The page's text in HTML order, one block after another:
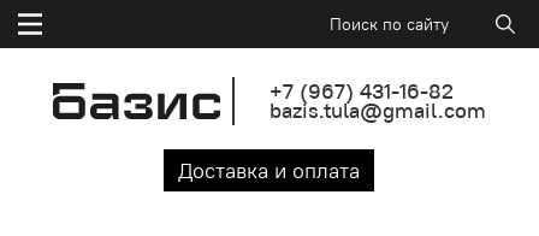
+7 (967) 431-16-82
bazis.tula@gmail.com
Доставка и оплата